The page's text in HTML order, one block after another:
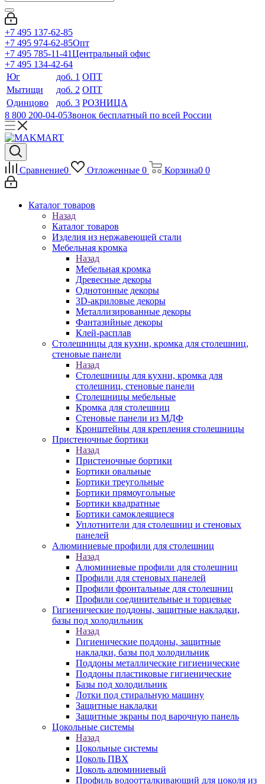
+7 495 137-62-85
+7 495 974-62-85Опт
+7 495 785-11-41Центральный офис
+7 495 134-42-64
Юг
доб. 1 ОПТ
Мытищи
доб. 2 ОПТ
Одинцово
доб. 3 РОЗНИЦА
8 800 200-04-05Звонок бесплатный по всей России
Сравнение0 Отложенные 0 Корзина0 0
Каталог товаров
Назад
Каталог товаров
Изделия из нержавеющей стали
Мебельная кромка
Назад
Мебельная кромка
Древесные декоры
Однотонные декоры
3D-акриловые декоры
Металлизированные декоры
Фантазийные декоры
Клей-расплав
Столешницы для кухни, кромка для столешниц,
стеновые панели
Назад
Столешницы для кухни, кромка для
столешниц, стеновые панели
Столешницы мебельные
Кромка для столешниц
Стеновые панели из МДФ
Кронштейны для крепления столешницы
Пристеночные бортики
Назад
Пристеночные бортики
Бортики овальные
Бортики треугольные
Бортики прямоугольные
Бортики квадратные
Бортики самоклеящиеся
Уплотнители для столешниц и стеновых
панелей
Алюминиевые профили для столешниц
Назад
Алюминиевые профили для столешниц
Профили для стеновых панелей
Профили фронтальные для столешниц
Профили соединительные и торцевые
Гигиенические поддоны, защитные накладки,
базы под холодильник
Назад
Гигиенические поддоны, защитные
накладки, базы под холодильник
Поддоны металлические гигиенические
Поддоны пластиковые гигиенические
Базы под холодильник
Лотки под стиральную машину
Защитные накладки
Защитные экраны под варочную панель
Цокольные системы
Назад
Цокольные системы
Цоколь ПВХ
Цоколь алюминиевый
Профиль водоотталкивающий для цоколя из